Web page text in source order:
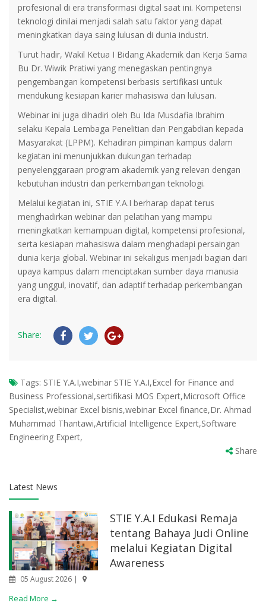
profesional di era transformasi digital saat ini. Kompetensi
teknologi dinilai menjadi salah satu faktor yang dapat
meningkatkan daya saing lulusan di dunia industri.
Turut hadir, Wakil Ketua I Bidang Akademik dan Kerja Sama
Bu Dr. Wiwik Pratiwi yang menegaskan pentingnya
pengembangan kompetensi berbasis sertifikasi untuk
mendukung kesiapan karier mahasiswa dan lulusan.
Webinar ini juga dihadiri oleh Bu Ida Musdafia Ibrahim
selaku Kepala Lembaga Penelitian dan Pengabdian kepada
Masyarakat (LPPM). Kehadiran pimpinan kampus dalam
kegiatan ini menunjukkan dukungan terhadap
penyelenggaraan program akademik yang relevan dengan
kebutuhan industri dan perkembangan teknologi.
Melalui kegiatan ini, STIE Y.A.I berharap dapat terus
menghadirkan webinar dan pelatihan yang mampu
meningkatkan kemampuan digital, kompetensi profesional,
serta kesiapan mahasiswa dalam menghadapi persaingan
dunia kerja global. Webinar ini sekaligus menjadi bagian dari
upaya kampus dalam menciptakan sumber daya manusia
yang unggul, inovatif, dan adaptif terhadap perkembangan
era digital.
Share:
Tags: STIE Y.A.I,webinar STIE Y.A.I,Excel for Finance and
Business Professional,sertifikasi MOS Expert,Microsoft Office
Specialist,webinar Excel bisnis,webinar Excel finance,Dr. Ahmad
Muhammad Thantawi,Artificial Intelligence Expert,Software
Engineering Expert,
Share
Latest News
STIE Y.A.I Edukasi Remaja
tentang Bahaya Judi Online
melalui Kegiatan Digital
Awareness
05 August 2026 |
Read More →